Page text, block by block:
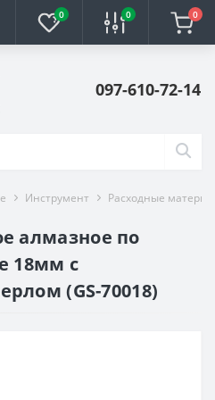
0 0 0
097-610-72-14
Инструмент Расходные
алмазное по
18мм с
(GS-70018)